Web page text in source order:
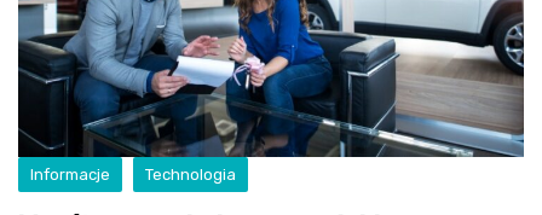
Informacje Technologia